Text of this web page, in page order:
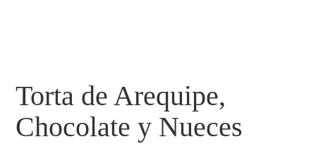
Torta de Arequipe,
Chocolate y Nueces